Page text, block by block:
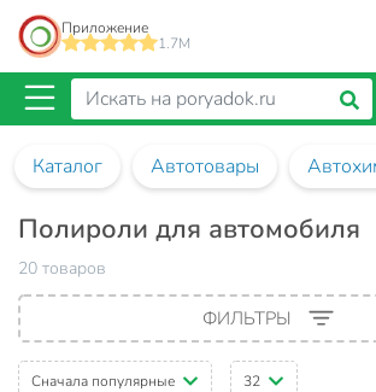
Приложение
1.7M
Каталог Автотовары
Полироли для автомобиля
20 товаров
ФИЛЬТРЫ
Сначала популярные 32